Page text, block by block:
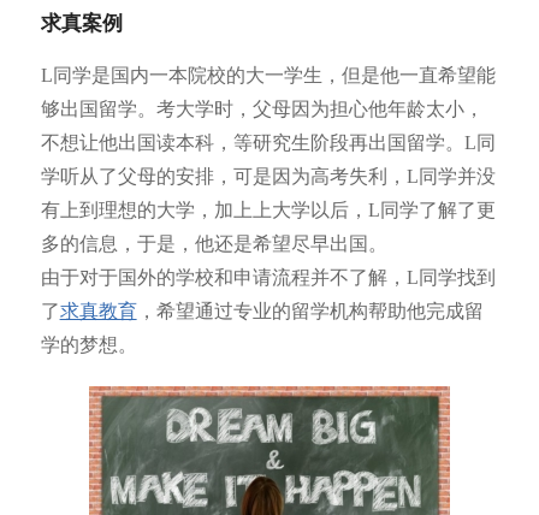
求真案例
L同学是国内一本院校的大一学生，但是他一直希望能
够出国留学。考大学时，父母因为担心他年龄太小，
不想让他出国读本科，等研究生阶段再出国留学。L同
学听从了父母的安排，可是因为高考失利，L同学并没
有上到理想的大学，加上上大学以后，L同学了解了更
多的信息，于是，他还是希望尽早出国。
由于对于国外的学校和申请流程并不了解，L同学找到
了求真教育，希望通过专业的留学机构帮助他完成留
学的梦想。